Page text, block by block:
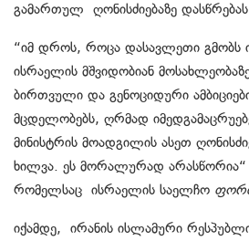
გამართულ ღონისძიებაზე
“იმ დროს, როცა დასავლეთი გმობს
ისრაელის მშვიდობიან
ბირთვული და გენოციდური
მცდელობებს, ღრმად
მინისტრის მოადგილის ასეთ
ხილვა. ეს მორალურად არასწორია“
რომელსაც ისრაელის საელჩო
იქამდე, ირანის ისლამური